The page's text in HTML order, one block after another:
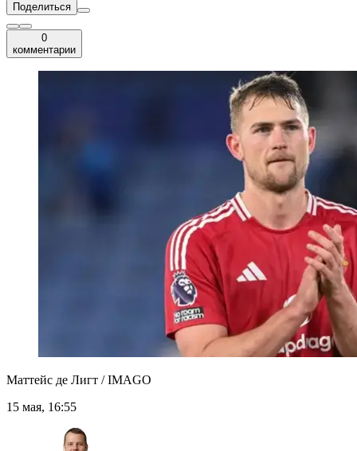
Поделиться
0
комментарии
Маттейс де Лигт / IMAGO
15 мая, 16:55